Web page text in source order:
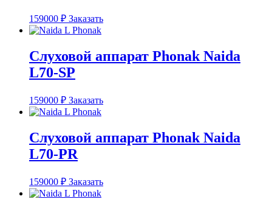
159000 ₽ Заказать
Слуховой аппарат Phonak Naida
L70-SP
159000 ₽ Заказать
Слуховой аппарат Phonak Naida
L70-PR
159000 ₽ Заказать